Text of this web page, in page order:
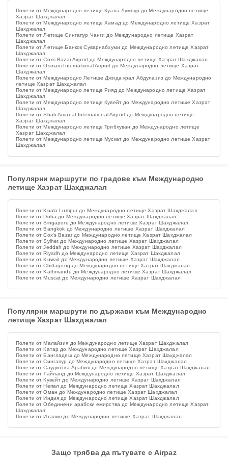
Полети от Международно летище Куала Лумпур до Международно летище
Хазрат Шахджалал
Полети от Международно летище Хамад до Международно летище Хазрат
Шахджалал
Полети от Летище Сингапур Чанги до Международно летище Хазрат
Шахджалал
Полети от Летище Банкок Суварнабхуми до Международно летище Хазрат
Шахджалал
Полети от Coxs Bazar Airport до Международно летище Хазрат Шахджалал
Полети от Osmani International Airport до Международно летище Хазрат
Шахджалал
Полети от Международно Летище Джида крал Абдулазиз до Международно
летище Хазрат Шахджалал
Полети от Международно летище Рияд до Международно летище Хазрат
Шахджалал
Полети от Международно летище Кувейт до Международно летище Хазрат
Шахджалал
Полети от Shah Amanat International Airport до Международно летище
Хазрат Шахджалал
Полети от Международно летище Трибхуван до Международно летище
Хазрат Шахджалал
Полети от Международно летище Мускат до Международно летище Хазрат
Шахджалал
Популярни маршрути по градове към Международно
летище Хазрат Шахджалал
Полети от Kuala Lumpur до Международно летище Хазрат Шахджалал
Полети от Doha до Международно летище Хазрат Шахджалал
Полети от Singapore до Международно летище Хазрат Шахджалал
Полети от Bangkok до Международно летище Хазрат Шахджалал
Полети от Cox's Bazar до Международно летище Хазрат Шахджалал
Полети от Sylhet до Международно летище Хазрат Шахджалал
Полети от Jeddah до Международно летище Хазрат Шахджалал
Полети от Riyadh до Международно летище Хазрат Шахджалал
Полети от Kuwait до Международно летище Хазрат Шахджалал
Полети от Chittagong до Международно летище Хазрат Шахджалал
Полети от Kathmandu до Международно летище Хазрат Шахджалал
Полети от Muscat до Международно летище Хазрат Шахджалал
Популярни маршрути по държави към Международно
летище Хазрат Шахджалал
Полети от Малайзия до Международно летище Хазрат Шахджалал
Полети от Катар до Международно летище Хазрат Шахджалал
Полети от Бангладеш до Международно летище Хазрат Шахджалал
Полети от Сингапур до Международно летище Хазрат Шахджалал
Полети от Саудитска Арабия до Международно летище Хазрат Шахджалал
Полети от Тайланд до Международно летище Хазрат Шахджалал
Полети от Кувейт до Международно летище Хазрат Шахджалал
Полети от Непал до Международно летище Хазрат Шахджалал
Полети от Оман до Международно летище Хазрат Шахджалал
Полети от Индия до Международно летище Хазрат Шахджалал
Полети от Обединени арабски емирства до Международно летище Хазрат
Шахджалал
Полети от Италия до Международно летище Хазрат Шахджалал
Защо трябва да пътувате с Airpaz